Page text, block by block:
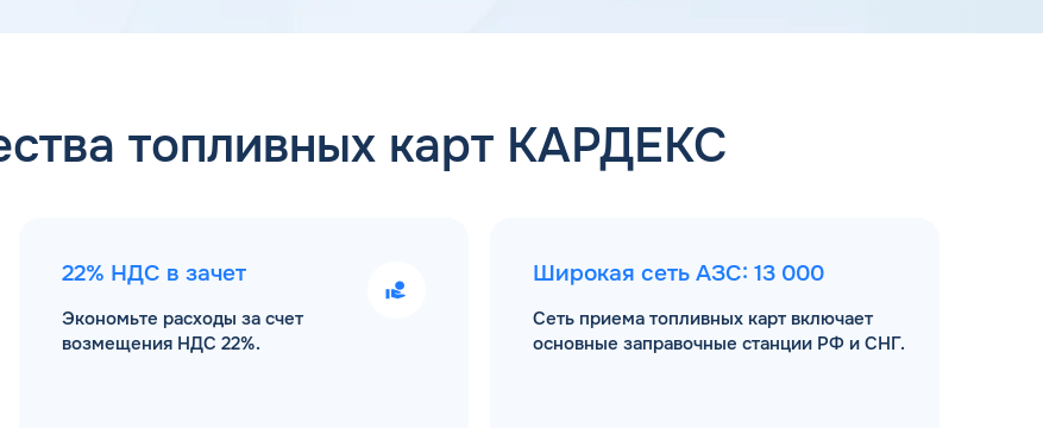
топливных карт КАРДЕКС
22% НДС в зачет
Экономьте расходы за счет
возмещения НДС 22%.
Широкая сеть АЗС: 13 000
Сеть приема топливных карт включает
основные заправочные станции РФ и СНГ.